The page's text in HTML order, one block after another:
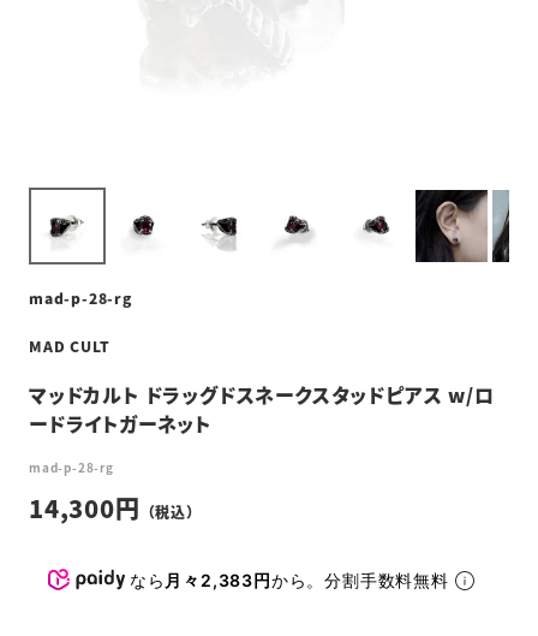
mad-p-28-rg
MAD CULT
マッドカルト ドラッグドスネークスタッドピアス w/ロ
ードライトガーネット
mad-p-28-rg
14,300
なら 月々2,383円から。分割手数料無料